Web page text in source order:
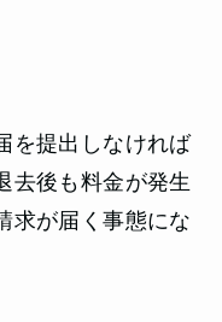
を提出しなければ
去後も料金が発生
求が届く事態にな